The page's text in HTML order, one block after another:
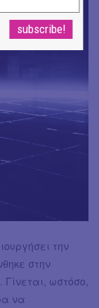
την
στην
ωστόσο,
να